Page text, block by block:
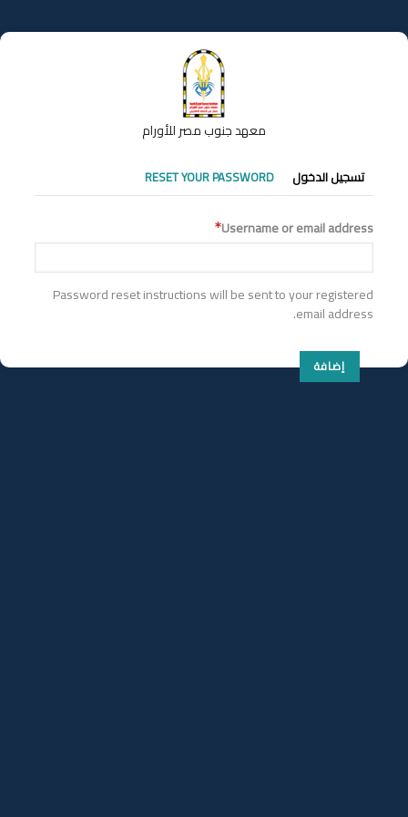
إلى
المحتوى
معهد جنوب مصر للأورام
التبويبات
الأساسية
تسجيل الدخول RESET YOUR PASSWORD
Username or email address
Password reset instructions will be sent to your registered
email address.